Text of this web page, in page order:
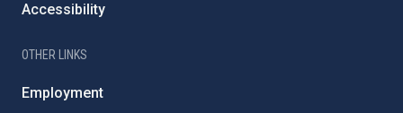
Accessibility
OTHER LINKS
Employment